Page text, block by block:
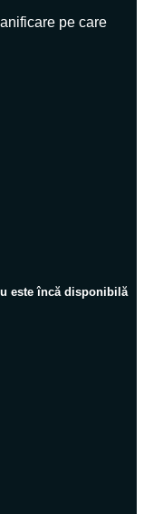
pe care
este încă disponibilă